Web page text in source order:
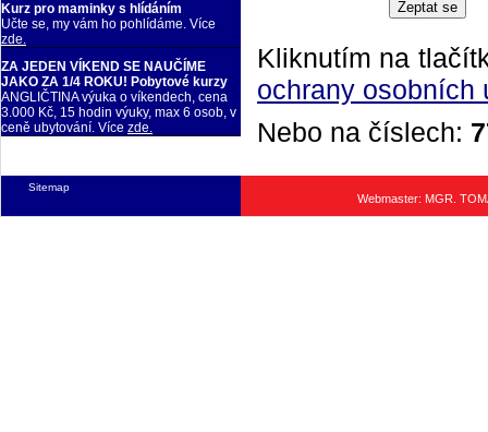
Kurz pro maminky s hlídáním
Učte se, my vám ho pohlídáme. Více
zde.
ZA JEDEN VÍKEND SE NAUČÍME
JAKO ZA 1/4 ROKU! Pobytové kurzy
ANGLIČTINA výuka o víkendech, cena
3.000 Kč, 15 hodin výuky, max 6 osob, v
ceně ubytování. Více zde.
Kliknutím na
ochrany osobních
Nebo na číslech:
Webmaster: MGR.
Sitemap